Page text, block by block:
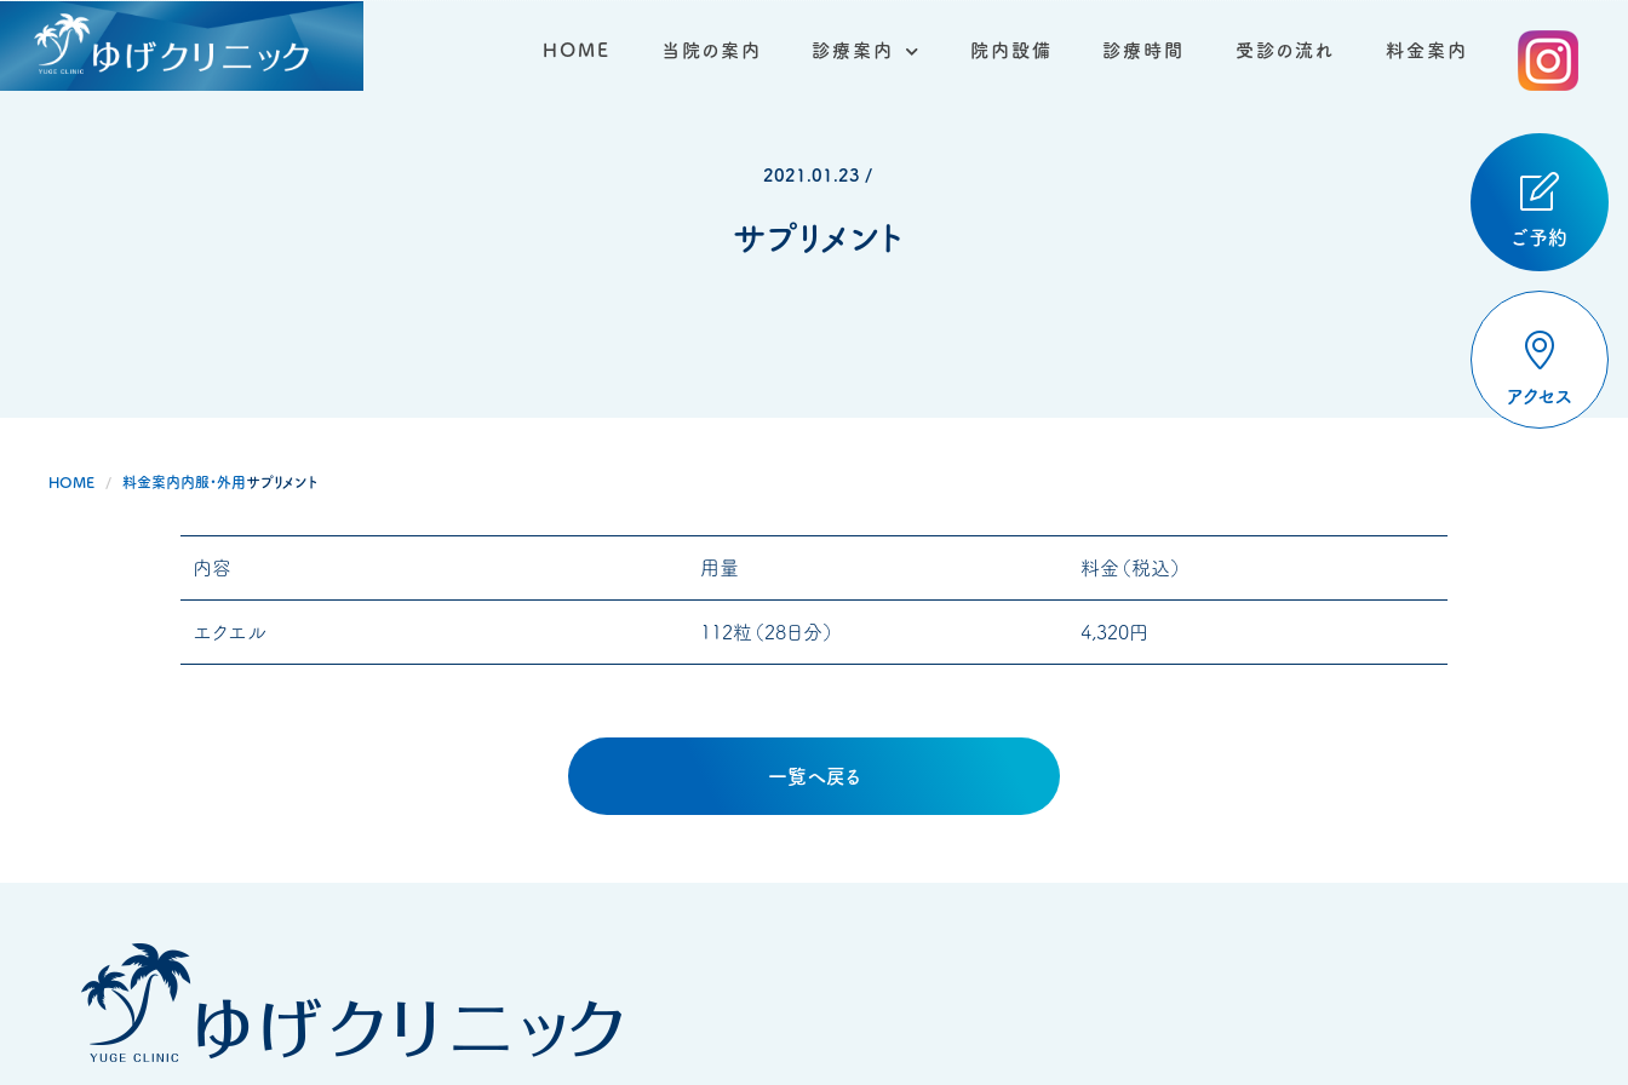
ご予約
アクセス
HOME 当院の案内 診療案内 院内設備 診療時間 受診の流れ 料金案内
2021.01.23 /
サプリメント
HOME 料金案内内服・外用 サプリメント
内容 用量 料金（税込）
エクエル 112粒（28日分） 4,320円
一覧へ戻る